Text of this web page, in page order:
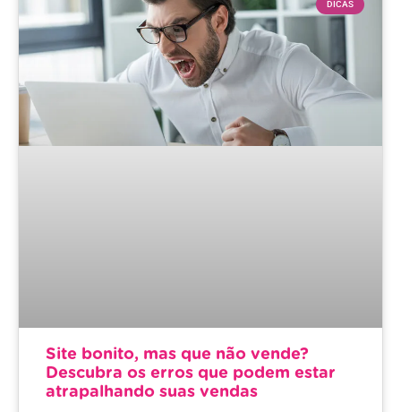
DICAS
Site bonito, mas que não vende?
Descubra os erros que podem estar
atrapalhando suas vendas